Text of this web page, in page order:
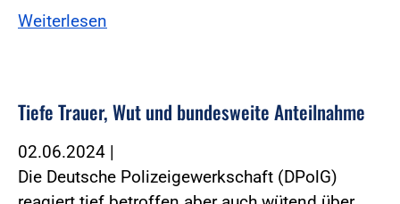
Weiterlesen
Tiefe Trauer, Wut und bundesweite Anteilnahme
02.06.2024 |
Die Deutsche Polizeigewerkschaft (DPolG)